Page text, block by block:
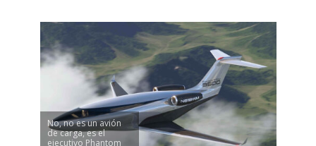
No, no es un avión
de carga, es el
ejecutivo Phantom